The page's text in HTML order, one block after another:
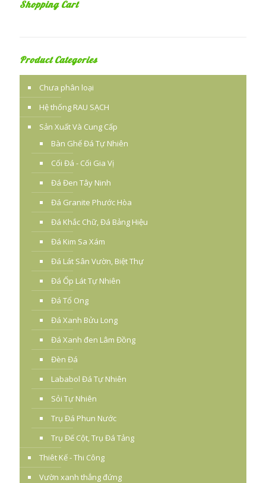
Shopping Cart
Product Categories
Chưa phân loại
Hệ thống RAU SẠCH
Sản Xuất Và Cung Cấp
Bàn Ghế Đá Tự Nhiên
Cối Đá - Cối Gia Vị
Đá Đen Tây Ninh
Đá Granite Phước Hòa
Đá Khắc Chữ, Đá Bảng Hiệu
Đá Kim Sa Xám
Đá Lát Sân Vườn, Biệt Thự
Đá Ốp Lát Tự Nhiên
Đá Tổ Ong
Đá Xanh Bửu Long
Đá Xanh đen Lâm Đồng
Đèn Đá
Lababol Đá Tự Nhiên
Sỏi Tự Nhiên
Trụ Đá Phun Nước
Trụ Đế Cột, Trụ Đá Tảng
Thiêt Kế - Thi Công
Vườn xanh thẳng đứng